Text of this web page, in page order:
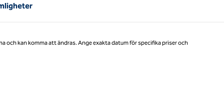
och kan komma att ändras. Ange exakta datum för specifika priser och